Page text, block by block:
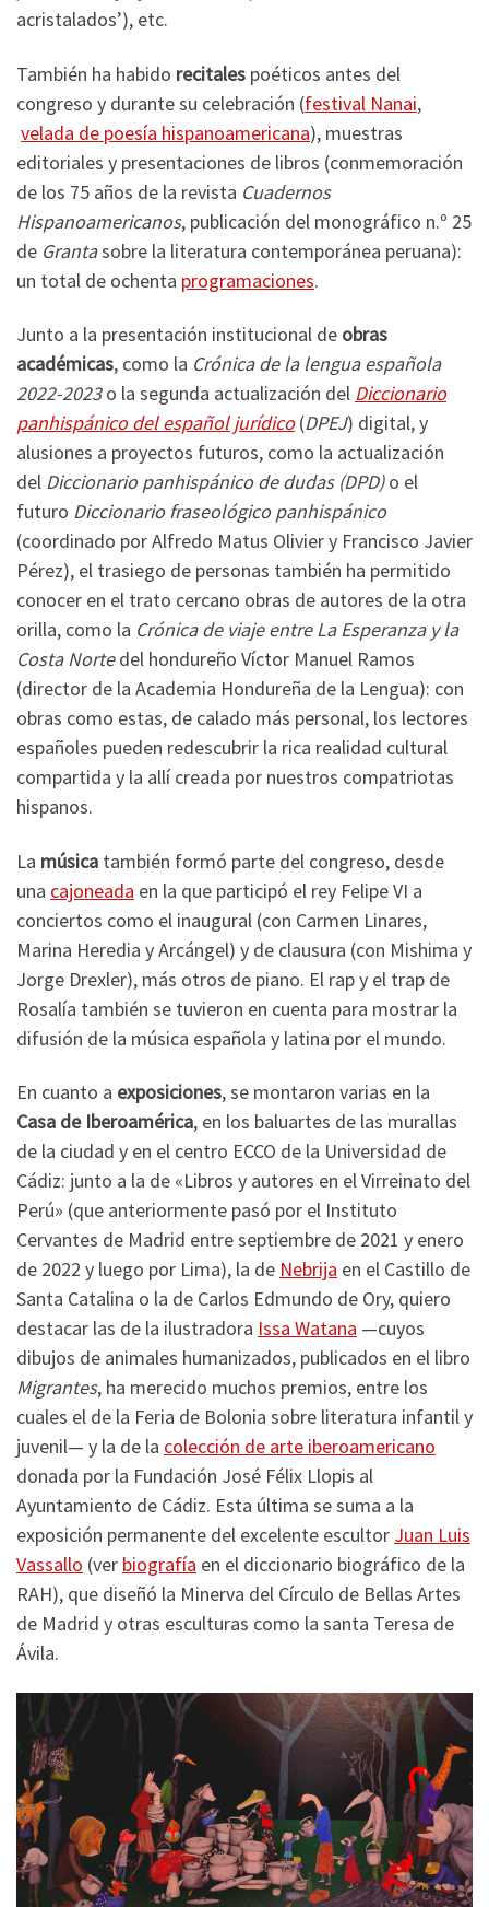
acristalados’), etc.
También ha habido recitales poéticos antes del
congreso y durante su celebración (festival Nanai,
velada de poesía hispanoamericana), muestras
editoriales y presentaciones de libros (conmemoración
de los 75 años de la revista Cuadernos
Hispanoamericanos, publicación del monográfico n.º 25
de Grantasobre la literatura contemporánea peruana):
un total de ochenta programaciones.
Junto a la presentación institucional de obras
académicas, como la Crónica de la lengua española
2022-2023o la segunda actualización del Diccionario
panhispánico del español jurídico(DPEJ) digital, y
alusiones a proyectos futuros, como la actualización
del Diccionario panhispánico de dudas (DPD)o el
futuro Diccionario fraseológico panhispánico
(coordinado por Alfredo Matus Olivier y Francisco Javier
Pérez), el trasiego de personas también ha permitido
conocer en el trato cercano obras de autores de la otra
orilla, como la Crónica de viaje entre La Esperanza y la
Costa Nortedel hondureño Víctor Manuel Ramos
(director de la Academia Hondureña de la Lengua): con
obras como estas, de calado más personal, los lectores
españoles pueden redescubrir la rica realidad cultural
compartida y la allí creada por nuestros compatriotas
hispanos.
La música también formó parte del congreso, desde
una cajoneada en la que participó el rey Felipe VI a
conciertos como el inaugural (con Carmen Linares,
Marina Heredia y Arcángel) y de clausura (con Mishima y
Jorge Drexler), más otros de piano. El rap y el trap de
Rosalía también se tuvieron en cuenta para mostrar la
difusión de la música española y latina por el mundo.
En cuanto a exposiciones, se montaron varias en la
Casa de Iberoamérica, en los baluartes de las murallas
de la ciudad y en el centro ECCO de la Universidad de
Cádiz: junto a la de «Libros y autores en el Virreinato del
Perú» (que anteriormente pasó por el Instituto
Cervantes de Madrid entre septiembre de 2021 y enero
de 2022 y luego por Lima), la de Nebrija en el Castillo de
Santa Catalina o la de Carlos Edmundo de Ory, quiero
destacar las de la ilustradora Issa Watana —cuyos
dibujos de animales humanizados, publicados en el libro
Migrantes, ha merecido muchos premios, entre los
cuales el de la Feria de Bolonia sobre literatura infantil y
juvenil— y la de la colección de arte iberoamericano
donada por la Fundación José Félix Llopis al
Ayuntamiento de Cádiz. Esta última se suma a la
exposición permanente del excelente escultor Juan Luis
Vassallo (ver biografía en el diccionario biográfico de la
RAH), que diseñó la Minerva del Círculo de Bellas Artes
de Madrid y otras esculturas como la santa Teresa de
Ávila.